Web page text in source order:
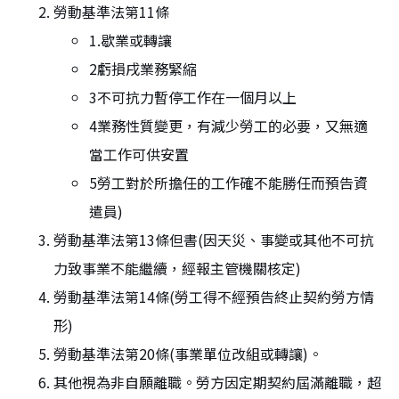
勞動基準法第11條
1.歇業或轉讓
2虧損戌業務緊縮
3不可抗力暫停工作在一個月以上
4業務性質變更，有減少勞工的必要，又無適
當工作可供安置
5勞工對於所擔任的工作確不能勝任而預告資
遣員)
勞動基準法第13條但書(因天災、事變或其他不可抗
力致事業不能繼續，經報主管機關核定)
勞動基準法第14條(勞工得不經預告終止契約勞方情
形)
勞動基準法第20條(事業單位改組或轉讓)。
其他視為非自願離職。勞方因定期契約屆滿離職，超